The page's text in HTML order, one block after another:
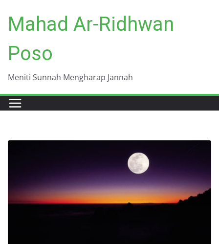
content
Mahad Ar-Ridhwan
Poso
Meniti Sunnah Mengharap Jannah